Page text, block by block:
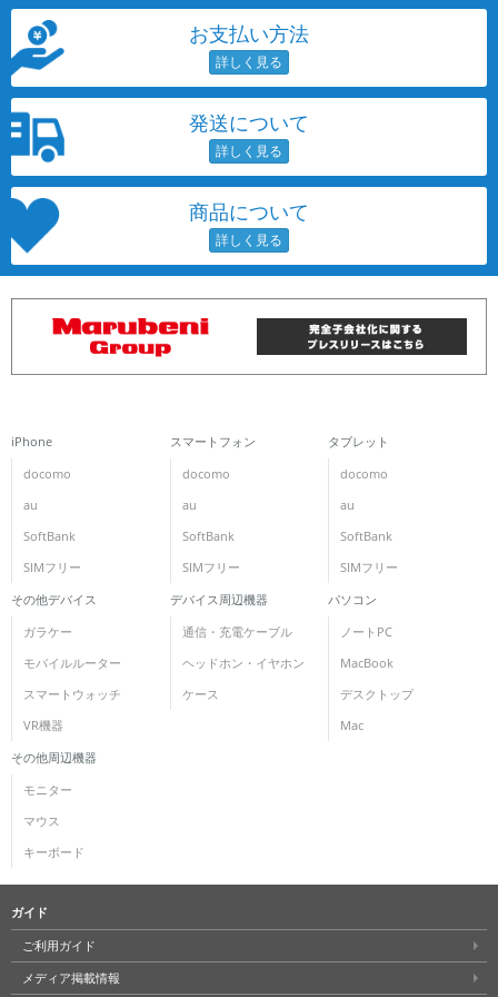
お支払い方法
発送について
商品について
iPhone
docomo
au
SoftBank
SIMフリー
スマートフォン
docomo
au
SoftBank
SIMフリー
タブレット
docomo
au
SoftBank
SIMフリー
その他デバイス
ガラケー
モバイルルーター
スマートウォッチ
VR機器
デバイス周辺機器
通信・充電ケーブル
ヘッドホン・イヤホン
ケース
パソコン
ノートPC
MacBook
デスクトップ
Mac
その他周辺機器
モニター
マウス
キーボード
ガイド
ご利用ガイド
メディア掲載情報